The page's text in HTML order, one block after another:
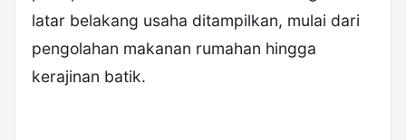
latar belakang usaha ditampilkan, mulai dari
pengolahan makanan rumahan hingga
kerajinan batik.